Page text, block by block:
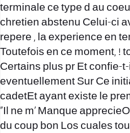
terminale ce type d au
chretien abstenu Celui-ci
repere , la experience en
Toutefois en ce moment, !
Certains plus pr Et confie-
eventuellement Sur Ce
cadetEt ayant existe le
“Il ne m’ Manque
du coup bon Los cuales